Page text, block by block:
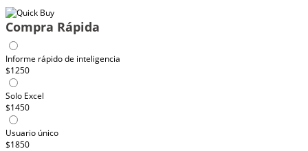
Compra Rápida
Informe rápido de inteligencia
$1250
Solo Excel
$1450
Usuario único
$1850